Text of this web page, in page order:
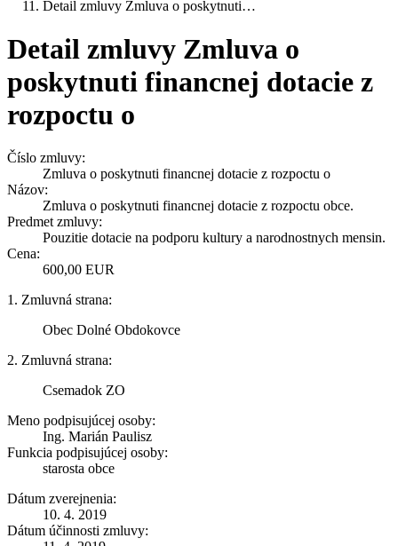
Detail zmluvy Zmluva o poskytnuti…
Detail zmluvy Zmluva o
poskytnuti financnej dotacie z
rozpoctu o
Číslo zmluvy:
Zmluva o poskytnuti financnej dotacie z rozpoctu o
Názov:
Zmluva o poskytnuti financnej dotacie z rozpoctu obce.
Predmet zmluvy:
Pouzitie dotacie na podporu kultury a narodnostnych mensin.
Cena:
600,00 EUR
1. Zmluvná strana:
Obec Dolné Obdokovce
2. Zmluvná strana:
Csemadok ZO
Meno podpisujúcej osoby:
Ing. Marián Paulisz
Funkcia podpisujúcej osoby:
starosta obce
Dátum zverejnenia:
10. 4. 2019
Dátum účinnosti zmluvy: